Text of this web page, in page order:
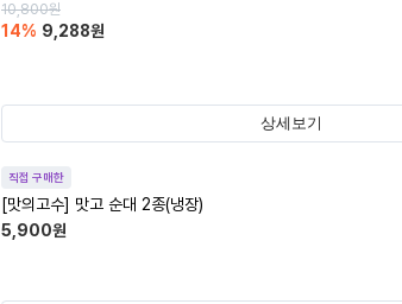
10,800원
14% 9,288원
상세보기
직접 구매한
[맛의고수] 맛고 순대 2종(냉장)
5,900원